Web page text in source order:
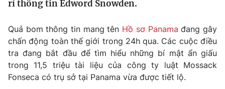
Tin tức
Thế giới đó đây
Câu chuyện quốc tế
Tài chính
Thị trường
Góc doanh nghiệp
Dữ liệu và đời sống
Truyền hình
rỉ thông tin Edword Snowden.
Quả bom thông tin mang tên Hồ sơ Panama đang gây
chấn động toàn thế giới trong 24h qua. Các cuộc điều
tra đang bắt đầu để tìm hiểu những bí mật ẩn giấu
trong 11,5 triệu tài liệu của công ty luật Mossack
Fonseca có trụ sở tại Panama vừa được tiết lộ.